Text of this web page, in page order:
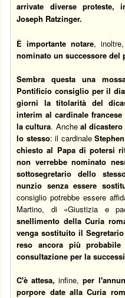
arrivate diverse proteste,
Joseph Ratzinger.
È importante notare,
nominato un successore del
Sembra questa una
Pontificio consiglio per il
giorni la titolarità del
interim al cardinale francese
la cultura. Anche al
lo stesso: il cardinale
chiesto al Papa di potersi
non verrebbe nominato
sottosegretario dello
nunzio senza essere
consiglio potrebbe essere
Martino, di «Giustizia e
snellimento della Curia
venga sostituito il
reso ancora più
consultazione per la
C'è attesa, infine,per
porpore date alla Curia